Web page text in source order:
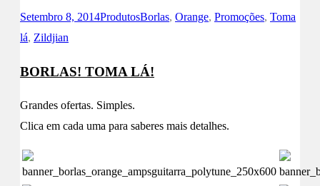
Setembro 8, 2014ProdutosBorlas, Orange, Promoções, Toma
lá, Zildjian
BORLAS! TOMA LÁ!
Grandes ofertas. Simples.
Clica em cada uma para saberes mais detalhes.